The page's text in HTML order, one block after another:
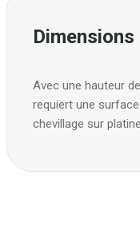
Avec une hauteur
requiert une
chevillage sur platine.